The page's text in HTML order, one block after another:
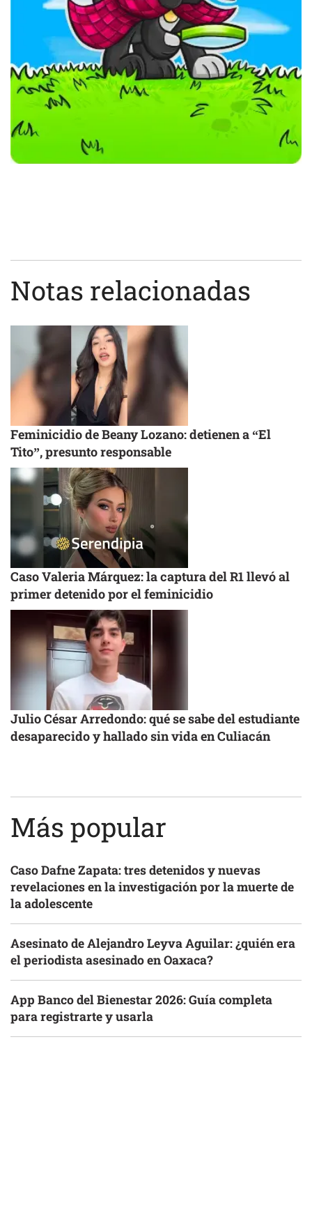
Notas relacionadas
Feminicidio de Beany Lozano: detienen a “El
Tito”, presunto responsable
Caso Valeria Márquez: la captura del R1 llevó al
primer detenido por el feminicidio
Julio César Arredondo: qué se sabe del estudiante
desaparecido y hallado sin vida en Culiacán
Más popular
Caso Dafne Zapata: tres detenidos y nuevas
revelaciones en la investigación por la muerte de
la adolescente
Asesinato de Alejandro Leyva Aguilar: ¿quién era
el periodista asesinado en Oaxaca?
App Banco del Bienestar 2026: Guía completa
para registrarte y usarla